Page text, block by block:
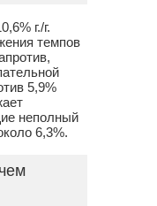
г./г.
темпов
5,9%
неполный
6,3%.